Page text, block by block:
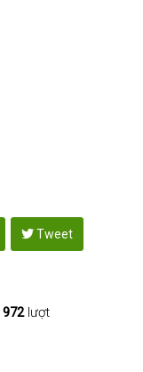
Tweet
972lượt